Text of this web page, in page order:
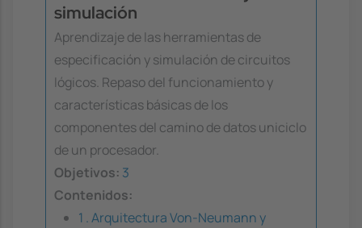
simulación
Aprendizaje de las herramientas de
especificación y simulación de circuitos
lógicos. Repaso del funcionamiento y
características básicas de los
componentes del camino de datos uniciclo
de un procesador.
Objetivos: 3
Contenidos:
1 . Arquitectura Von-Neumann y